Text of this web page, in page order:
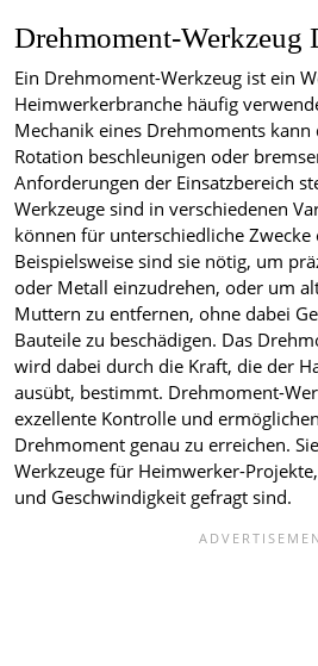
Drehmoment-Werkzeug
Ein Drehmoment-Werkzeug ist ein
Heimwerkerbranche häufig
Mechanik eines Drehmoments kann
Rotation beschleunigen oder
Anforderungen der Einsatzbereich
Werkzeuge sind in verschiedenen
können für unterschiedliche Zwecke
Beispielsweise sind sie nötig, um
oder Metall einzudrehen, oder um
Muttern zu entfernen, ohne dabei
Bauteile zu beschädigen. Das
wird dabei durch die Kraft, die der
ausübt, bestimmt. Drehmoment-
exzellente Kontrolle und
Drehmoment genau zu erreichen.
Werkzeuge für Heimwerker-
und Geschwindigkeit gefragt sind.